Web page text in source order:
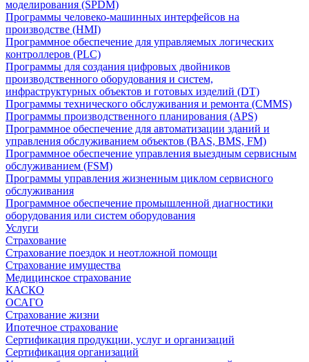
моделирования (SPDM)
Программы человеко-машинных интерфейсов на
производстве (HMI)
Программное обеспечение для управляемых логических
контроллеров (PLC)
Программы для создания цифровых двойников
производственного оборудования и систем,
инфраструктурных объектов и готовых изделий (DT)
Программы технического обслуживания и ремонта (CMMS)
Программы производственного планирования (APS)
Программное обеспечение для автоматизации зданий и
управления обслуживанием объектов (BAS, BMS, FM)
Программное обеспечение управления выездным сервисным
обслуживанием (FSM)
Программы управления жизненным циклом сервисного
обслуживания
Программное обеспечение промышленной диагностики
оборудования или систем оборудования
Услуги
Страхование
Страхование поездок и неотложной помощи
Страхование имущества
Медицинское страхование
КАСКО
ОСАГО
Страхование жизни
Ипотечное страхование
Сертификация продукции, услуг и организаций
Сертификация организаций